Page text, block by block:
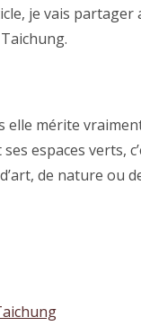
je vais
mérite vraiment
espaces verts,
de nature ou